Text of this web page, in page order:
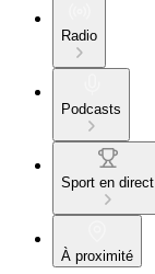
Radio
Podcasts
Sport en direct
À proximité